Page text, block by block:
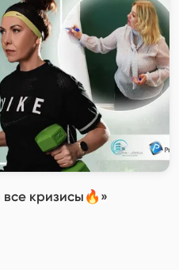
все кризисы🔥»